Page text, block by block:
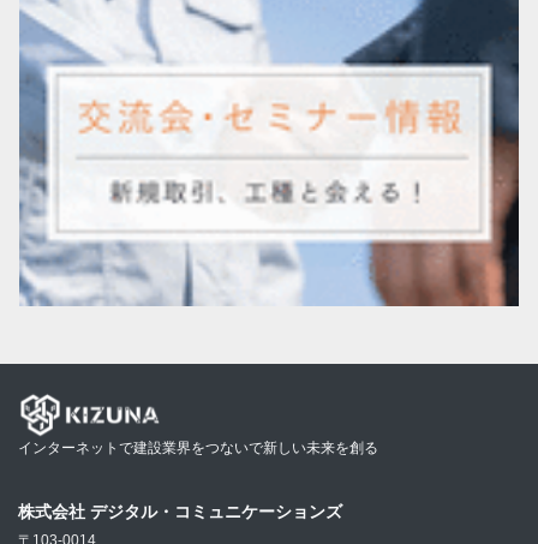
インターネットで建設業界をつないで新しい未来を創る
株式会社 デジタル・コミュニケーションズ
〒103-0014